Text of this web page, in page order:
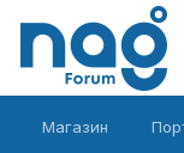
Магазин